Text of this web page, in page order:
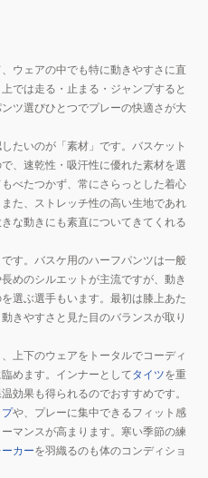
ポ
フ
ッ
ッ
ュ
ウェアの中でも特に動きやすさに直
では走る・止まる・ジャンプすると
ツ選びひとつでプレーの快適さが大
たいのが「素材」です。バスケット
、速乾性・吸汗性に優れた素材を選
べたつかず、常にさらっとした着心
た、ストレッチ性の高い生地であれ
な動きにも素直についてきてくれる
す。バスケ用のハーフパンツは一般
めのシルエットが主流ですが、動き
選ぶ選手もいます。最初は膝上あた
きやすさと見た目のバランスが取り
上下のウェアをトータルでコーディ
めます。インナーとしてタイツを重
効果も得られるのでおすすめです。
や、プレーに集中できるフィット感
マンスが高まります。寒い季節の練
カーを羽織るのも体のコンディショ